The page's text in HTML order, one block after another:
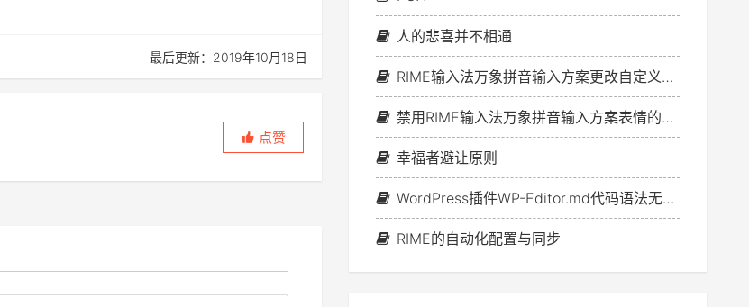
最后更新：2019年10月18日
点赞
人的悲喜并不相通
RIME输入法万象拼音输入方案更改自定义短语文件的方法
禁用RIME输入法万象拼音输入方案表情的办法
幸福者避让原则
WordPress插件WP-Editor.md代码语法无法高亮问题的解决方案
RIME的自动化配置与同步